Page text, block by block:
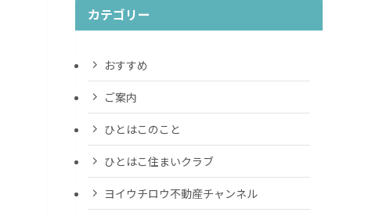
カテゴリー
おすすめ
ご案内
ひとはこのこと
ひとはこ住まいクラブ
ヨイウチロウ不動産チャンネル